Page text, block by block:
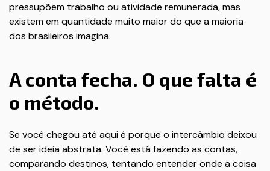
pressupõem trabalho ou atividade remunerada, mas
existem em quantidade muito maior do que a maioria
dos brasileiros imagina.
A conta fecha. O que falta é
o método.
Se você chegou até aqui é porque o intercâmbio deixou
de ser ideia abstrata. Você está fazendo as contas,
comparando destinos, tentando entender onde a coisa